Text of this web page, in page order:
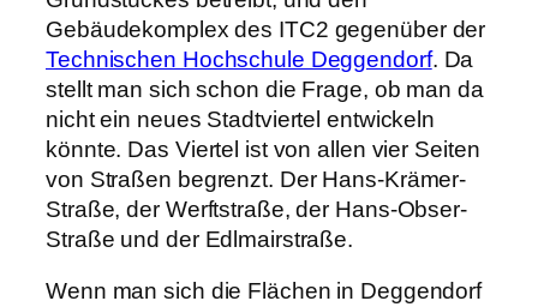
Gebäudekomplex des ITC2 gegenüber der
Technischen Hochschule Deggendorf. Da
stellt man sich schon die Frage, ob man da
nicht ein neues Stadtviertel entwickeln
könnte. Das Viertel ist von allen vier Seiten
von Straßen begrenzt. Der Hans-Krämer-
Straße, der Werftstraße, der Hans-Obser-
Straße und der Edlmairstraße.
Wenn man sich die Flächen in Deggendorf